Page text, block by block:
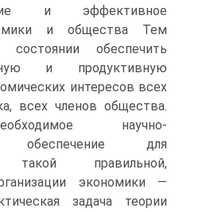
и эффективное
и общества Тем
обеспечить
и продуктивную
интересов всех
всех членов общества.
научно-
обеспечение для
такой правильной,
экономики —
задача теории